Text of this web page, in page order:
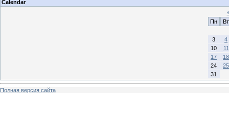
Calendar
Пн
Вт
3
4
10
11
17
18
24
25
31
Полная версия сайта